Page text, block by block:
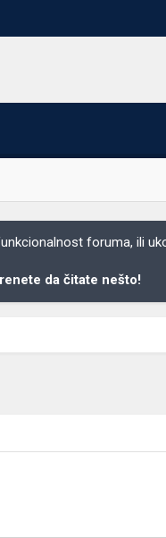
foruma, ili
da čitate nešto!